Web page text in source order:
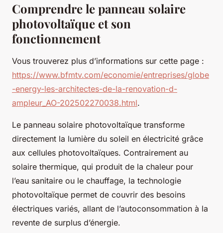
Comprendre le panneau solaire
photovoltaïque et son
fonctionnement
Vous trouverez plus d’informations sur cette page :
https://www.bfmtv.com/economie/entreprises/globe
-energy-les-architectes-de-la-renovation-d-
ampleur_AO-202502270038.html.
Le panneau solaire photovoltaïque transforme
directement la lumière du soleil en électricité grâce
aux cellules photovoltaïques. Contrairement au
solaire thermique, qui produit de la chaleur pour
l’eau sanitaire ou le chauffage, la technologie
photovoltaïque permet de couvrir des besoins
électriques variés, allant de l’autoconsommation à la
revente de surplus d’énergie.